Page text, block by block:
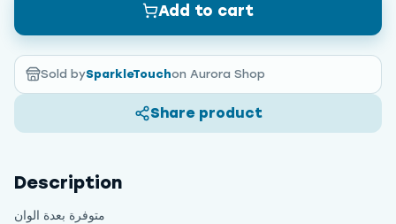
Add to cart
Sold bySparkleTouchon Aurora Shop
Share product
Description
متوفرة بعدة الوان